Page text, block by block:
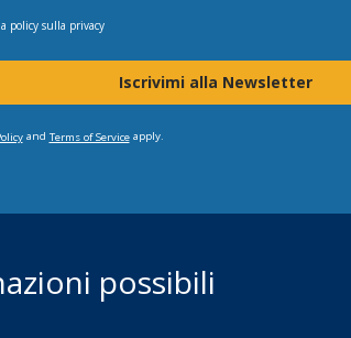
policy sulla privacy
Iscrivimi alla Newsletter
and Terms of Serviceapply.
possibili